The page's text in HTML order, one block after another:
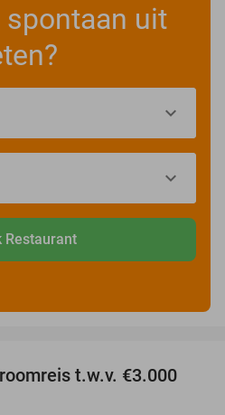
uit
Restaurant
t.w.v. €3.000